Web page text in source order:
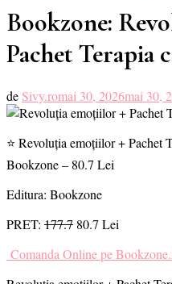
Bookzone:
Pachet
de Sivy.romai 30, 2026mai 30,
⭐ Revoluția emoțiilor + Pachet
Bookzone – 80.7 Lei
Editura: Bookzone
PRET: 177.7 80.7 Lei
Comanda Online pe